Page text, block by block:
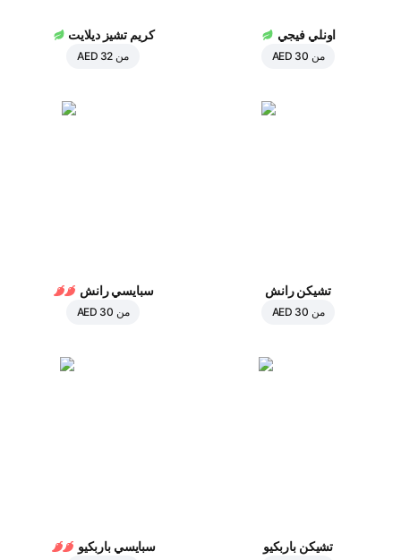
اونلي فيجي
من AED 30
كريم تشيز ديلايت
من AED 32
تشيكن رانش
من AED 30
سبايسي رانش
من AED 30
تشيكن باربكيو سبايسي باربكيو